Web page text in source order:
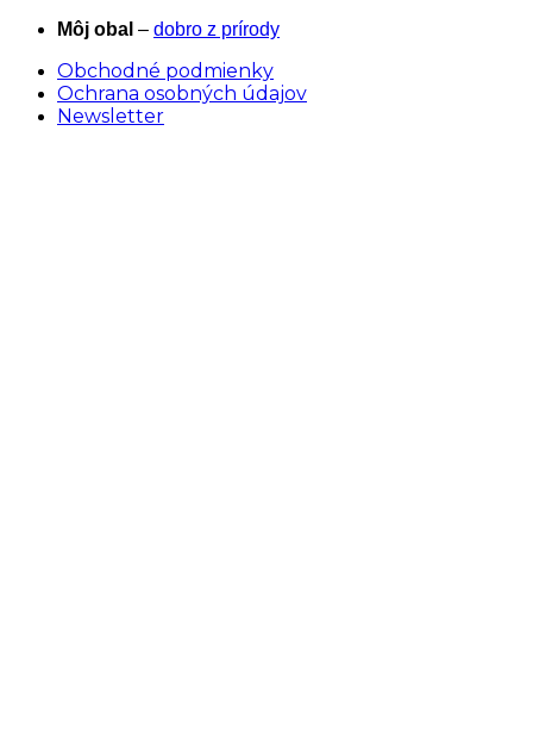
Skip
content
Môj obal – dobro z prírody
Obchodné podmienky
Ochrana osobných údajov
Newsletter